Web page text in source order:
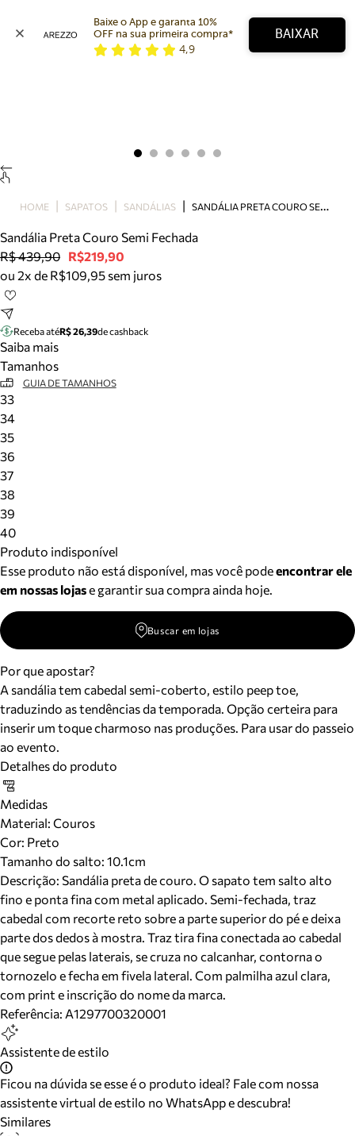
Bolsa
Tamanco
Tênis
Mule
Tire dúvidas sobre pedidos, devoluções e mais.
Meus pedidos
Acompanhe seus pedidos e solicite devoluções.
Baixe o App e garanta 10%
OFF na sua primeira compra*
4,9
BAIXAR
HOME SAPATOS SANDÁLIAS S
ANDÁLIA PRETA COURO SEMI FECHADA
Sandália Preta Couro Semi Fechada
R$ 439,90 R$219,90
ou 2x de R$109,95 sem juros
Receba atéR$ 26,39de cashback
Saiba mais
Tamanhos
GUIA DE TAMANHOS
33
34
35
36
37
38
39
40
Produto indisponível
Esse produto não está disponível, mas você podeencontrar ele
em nossas lojase garantir sua compra ainda hoje.
Buscar em lojas
Por que apostar?
A sandália tem cabedal semi-coberto, estilo peep toe,
traduzindo as tendências da temporada. Opção certeira para
inserir um toque charmoso nas produções. Para usar do passeio
ao evento.
Detalhes do produto
Medidas
Material: Couros
Cor: Preto
Tamanho do salto: 10.1cm
Descrição: Sandália preta de couro. O sapato tem salto alto
fino e ponta fina com metal aplicado. Semi-fechada, traz
cabedal com recorte reto sobre a parte superior do pé e deixa
parte dos dedos à mostra. Traz tira fina conectada ao cabedal
que segue pelas laterais, se cruza no calcanhar, contorna o
tornozelo e fecha em fivela lateral. Com palmilha azul clara,
com print e inscrição do nome da marca.
Referência: A1297700320001
Assistente de estilo
Ficou na dúvida se esse é o produto ideal? Fale com nossa
assistente virtual de estilo no WhatsApp e descubra!
Similares